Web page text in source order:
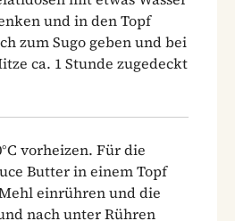
und in den Topf
zum Sugo geben und bei
ca. 1 Stunde zugedeckt
vorheizen. Für die
Butter in einem Topf
einrühren und die
nach unter Rühren